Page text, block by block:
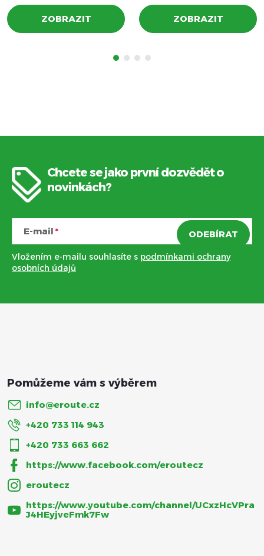
ZOBRAZIT ZOBRAZIT
Z
á
p
a
t
Chcete se jako první dozvědět o
novinkách?
E-mail
Vložením e-mailu souhlasíte s podmínkami ochrany
osobních údajů
ODEBÍRAT
info@eroute.cz
+420 733 114 943
+420 733 663 662
https://www.facebook.com/eroutecz
eroutecz
https://www.youtube.com/channel/UCxzHcVPra
J4HEyjveFmk7Fw